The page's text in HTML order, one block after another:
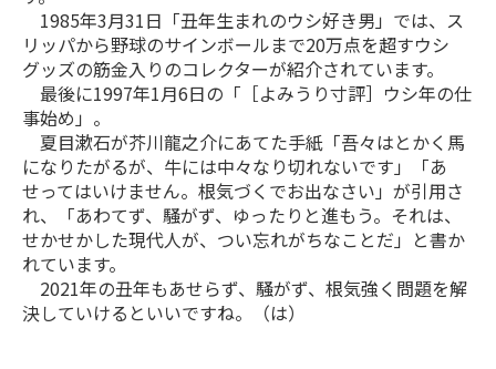
1985年3月31日「丑年生まれのウシ好き男」では、ス
リッパから野球のサインボールまで20万点を超すウシ
グッズの筋金入りのコレクターが紹介されています。
最後に1997年1月6日の「［よみうり寸評］ウシ年の仕
事始め」。
夏目漱石が芥川龍之介にあてた手紙「吾々はとかく馬
になりたがるが、牛には中々なり切れないです」「あ
せってはいけません。根気づくでお出なさい」が引用さ
れ、「あわてず、騒がず、ゆったりと進もう。それは、
せかせかした現代人が、つい忘れがちなことだ」と書か
れています。
2021年の丑年もあせらず、騒がず、根気強く問題を解
決していけるといいですね。（は）